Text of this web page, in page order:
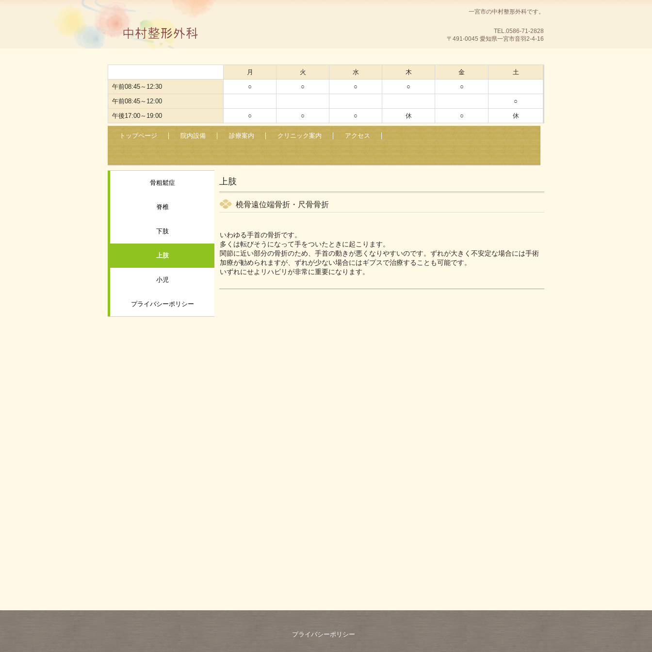
中村整形外科
一宮市の中村整形外科です。
TEL.0586-71-2828
〒491-0045 愛知県一宮市音羽2-4-16
月 火 水 木 金
土
午前08:45～12:30
○ ○ ○ ○
○
午前08:45～12:00
○
午後17:00～19:00
○ ○ ○ 休 ○ 休
トップページ 院内設備 診療案内 クリニック案内 アクセス
上肢
橈骨遠位端骨折・尺骨骨折
いわゆる手首の骨折です。
多くは転びそうになって手をついたときに起こります。
関節に近い部分の骨折のため、手首の動きが悪くなりやすいのです。ずれが大きく不安定な場合には手術
加療が勧められますが、ずれが少ない場合にはギプスで治療することも可能です。
いずれにせよリハビリが非常に重要になります。
骨粗鬆症
脊椎
下肢
上肢
小児
プライバシーポリシー
プライバシーポリシー